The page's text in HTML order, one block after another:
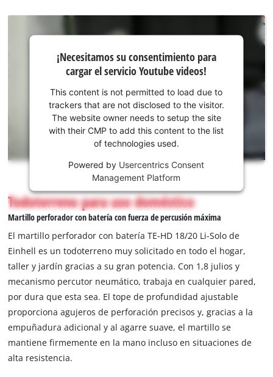
consentimiento
para cargar el
servicio
Youtube!
is
permitted
to
load
to
trackers
that
are
not
to
the
visitor.
The
¡Necesitamos su consentimiento para
cargar el servicio Youtube videos!
This content is not permitted to load due to
trackers that are not disclosed to the visitor.
The website owner needs to setup the site
with their CMP to add this content to the list
of technologies used.
Powered by Usercentrics Consent
Management Platform
Todoterreno para uso doméstico
Martillo perforador con batería con fuerza de percusión máxima
El martillo perforador con batería TE-HD 18/20 Li-Solo de
Einhell es un todoterreno muy solicitado en todo el hogar,
taller y jardín gracias a su gran potencia. Con 1,8 julios y
mecanismo percutor neumático, trabaja en cualquier pared,
por dura que esta sea. El tope de profundidad ajustable
proporciona agujeros de perforación precisos y, gracias a la
empuñadura adicional y al agarre suave, el martillo se
mantiene firmemente en la mano incluso en situaciones de
alta resistencia.